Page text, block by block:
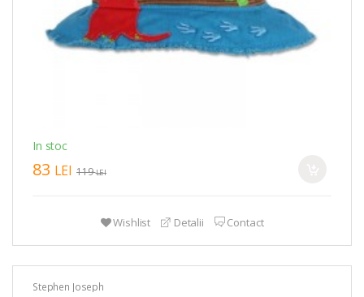
In stoc
83 LEI 119LEI
Wishlist Detalii Contact
Stephen Joseph